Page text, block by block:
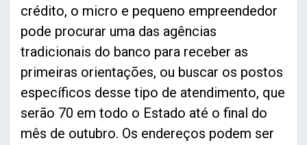
crédito, o micro e pequeno empreendedor
pode procurar uma das agências
tradicionais do banco para receber as
primeiras orientações, ou buscar os postos
específicos desse tipo de atendimento, que
serão 70 em todo o Estado até o final do
mês de outubro. Os endereços podem ser